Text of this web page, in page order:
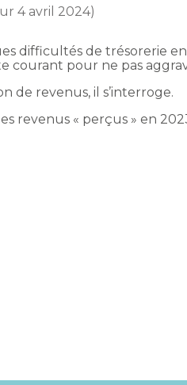
4 avril 2024)
difficultés de trésorerie
courant pour ne pas
de revenus, il s’interroge.
revenus « perçus » en